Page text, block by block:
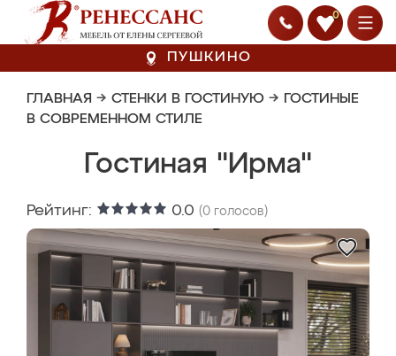
0
ПУШКИНО
ГЛАВНАЯ → СТЕНКИ В ГОСТИНУЮ → ГОСТИНЫЕ
В СОВРЕМЕННОМ СТИЛЕ
Гостиная "Ирма"
Рейтинг: 0.0 (0 голосов)